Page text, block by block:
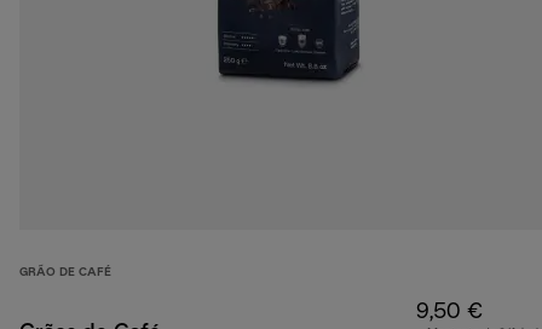
GRÃO DE CAFÉ
9,50 €